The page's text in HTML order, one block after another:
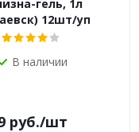
гель, 1л
12шт/уп
В наличии
руб./шт